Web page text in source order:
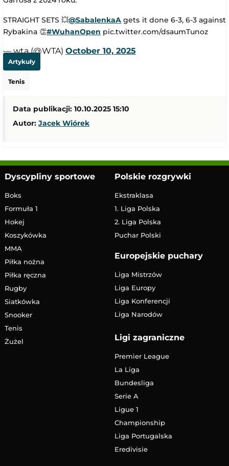
STRAIGHT SETS 💥@SabalenkaA gets it done 6-3, 6-3 against
Rybakina 👏#WuhanOpen pic.twitter.com/dsaumTunoz
— wta (@WTA) October 10, 2025
Artykuły
Tenis
Data publikacji: 10.10.2025 15:10
Autor: Jacek Wiórek
Dyscypliny sportowe
Boks
Formuła 1
Hokej
Koszykówka
MMA
Piłka nożna
Piłka ręczna
Rugby
Siatkówka
Snooker
Tenis
Żużel
Polskie rozgrywki
Ekstraklasa
1. Liga Polska
2. Liga Polska
Puchar Polski
Europejskie puchary
Liga Mistrzów
Liga Europy
Liga Konferencji
Liga Narodów
Ligi zagraniczne
Premier League
La Liga
Bundesliga
Serie A
Ligue 1
Championship
Liga Portugalska
Eredivisie